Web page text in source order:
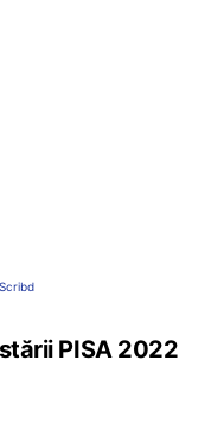
PISA 2022